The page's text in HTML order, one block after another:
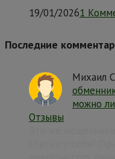
19/01/20261
Последние
Михаил
можно
Отзывы